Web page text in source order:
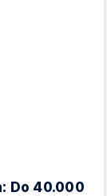
Do 40.000